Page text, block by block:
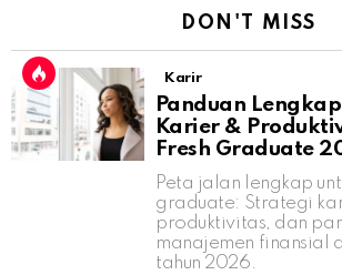
DON'T MISS
Karir
Panduan
Karier &
Fresh Graduate
Peta jalan lengkap
graduate: Strategi
produktivitas, dan
manajemen finansial
tahun 2026.